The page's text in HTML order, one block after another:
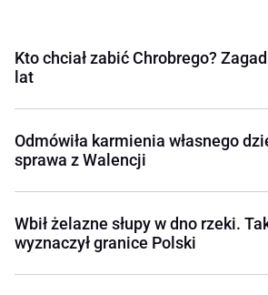
Kto chciał zabić Chrobrego?
lat
Odmówiła karmienia własnego
sprawa z Walencji
Wbił żelazne słupy w dno rzeki.
wyznaczył granice Polski